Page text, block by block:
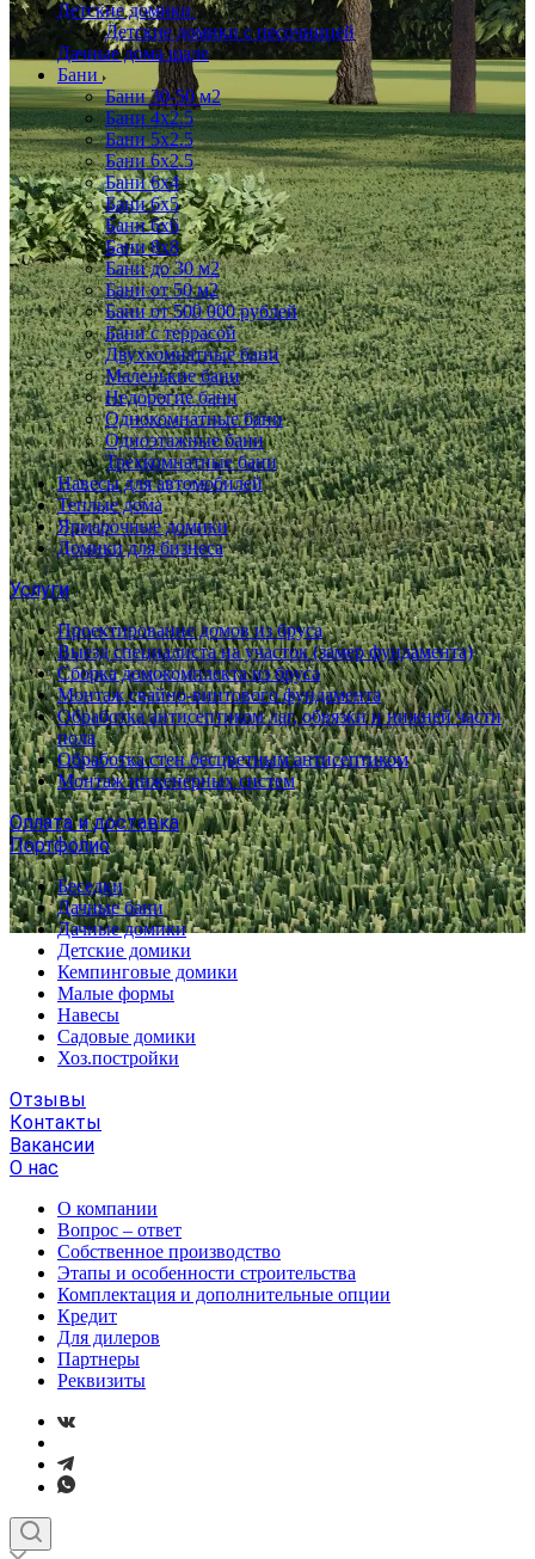
Детские домики
Детские домики с песочницей
Дачные дома шале
Бани
Бани 30-50 м2
Бани 4x2.5
Бани 5x2.5
Бани 6x2.5
Бани 6х4
Бани 6х5
Бани 6х6
Бани 8x8
Бани до 30 м2
Бани от 50 м2
Бани от 500 000 рублей
Бани с террасой
Двухкомнатные бани
Маленькие бани
Недорогие бани
Однокомнатные бани
Одноэтажные бани
Трехкомнатные бани
Навесы для автомобилей
Теплые дома
Ярмарочные домики
Домики для бизнеса
Услуги
Проектирование домов из бруса
Выезд специалиста на участок (замер фундамента)
Сборка домокомплекта из бруса
Монтаж свайно-винтового фундамента
Обработка антисептиком лаг, обвязки и нижней части
пола
Обработка стен бесцветным антисептиком
Монтаж инженерных систем
Оплата и доставка
Портфолио
Беседки
Дачные бани
Дачные домики
Детские домики
Кемпинговые домики
Малые формы
Навесы
Садовые домики
Хоз.постройки
Отзывы
Контакты
Вакансии
О нас
О компании
Вопрос – ответ
Собственное производство
Этапы и особенности строительства
Комплектация и дополнительные опции
Кредит
Для дилеров
Партнеры
Реквизиты